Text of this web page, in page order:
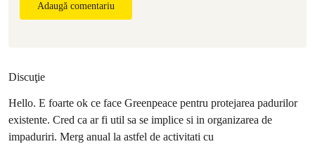
Adaugă comentariu
Discuţie
Hello. E foarte ok ce face Greenpeace pentru protejarea padurilor
existente. Cred ca ar fi util sa se implice si in organizarea de
impaduriri. Merg anual la astfel de activitati cu